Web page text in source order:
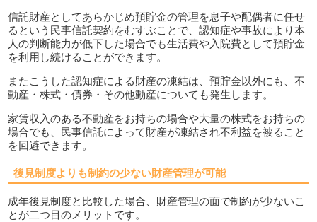
信託財産としてあらかじめ預貯金の管理を息子や配偶者に任せ
るという民事信託契約をむすぶことで、認知症や事故により本
人の判断能力が低下した場合でも生活費や入院費として預貯金
を利用し続けることができます。
またこうした認知症による財産の凍結は、預貯金以外にも、不
動産・株式・債券・その他動産についても発生します。
家賃収入のある不動産をお持ちの場合や大量の株式をお持ちの
場合でも、民事信託によって財産が凍結され不利益を被ること
を回避できます。
後見制度よりも制約の少ない財産管理が可能
成年後見制度と比較した場合、財産管理の面で制約が少ないこ
とが二つ目のメリットです。